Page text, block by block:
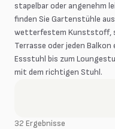
stapelbar oder angenehm
finden Sie Gartenstühle
wetterfestem Kunststoff,
Terrasse oder jeden Balkon
Essstuhl bis zum
mit dem richtigen Stuhl.
32 Ergebnisse